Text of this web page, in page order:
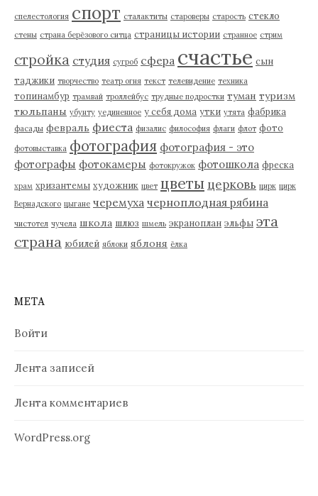
спелестология спорт сталактиты староверы старость стекло
стены страна берёзового ситца страницы истории странное стрим
стройка студия сугроб сфера счастье сын
таджики творчество театр огня текст телевидение техника
топинамбур трамвай троллейбус трудные подростки туман туризм
тюльпаны убунту уединенное у себя дома утки утята фабрика
фасады февраль фиеста физалис философия флаги флот фото
фотовыставка фотография фотография - это
фотографы фотокамеры фотокружок фотошкола фреска
храм хризантемы художник цвет цветы церковь цирк цирк
Вернадского цыгане черемуха черноплодная рябина
чистотел чучела школа шлюз шмель экраноплан эльфы эта
страна юбилей яблоки яблоня ёлка
МЕТА
Войти
Лента записей
Лента комментариев
WordPress.org